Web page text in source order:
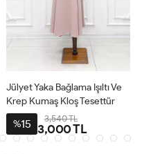
Jülyet Yaka Bağlama Işıltı Ve
Krep Kumaş Kloş Tesettür
Abiye Pudra
%15 3,540 TL
3,000 TL